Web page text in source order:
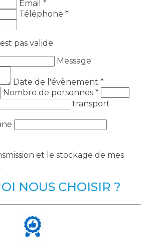
Email *
Téléphone *
pas valide.
Message
Date de l'évènement *
Nombre de personnes *
transport
et le stockage de mes
NOUS CHOISIR ?